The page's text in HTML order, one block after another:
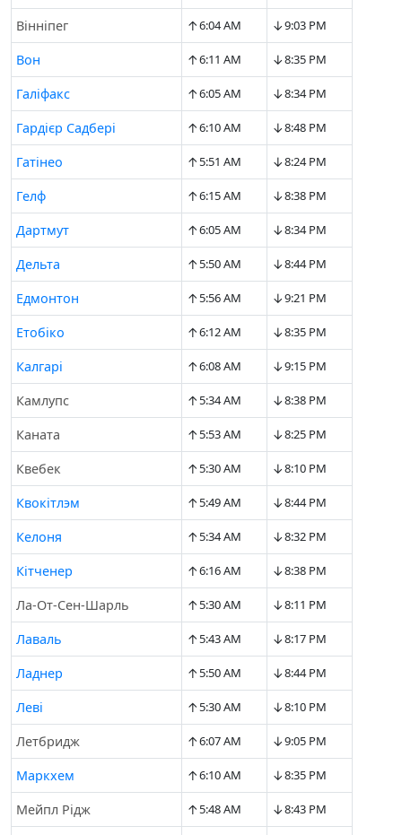
Вінніпег ↑6:04 AM ↓9:03 PM
Вон ↑6:11 AM ↓8:35 PM
Галіфакс ↑6:05 AM ↓8:34 PM
Гардієр Садбері ↑6:10 AM ↓8:48 PM
Гатінео ↑5:51 AM ↓8:24 PM
Гелф ↑6:15 AM ↓8:38 PM
Дартмут ↑6:05 AM ↓8:34 PM
Дельта ↑5:50 AM ↓8:44 PM
Едмонтон ↑5:56 AM ↓9:21 PM
Етобіко ↑6:12 AM ↓8:35 PM
Калгарі ↑6:08 AM ↓9:15 PM
Камлупс ↑5:34 AM ↓8:38 PM
Каната ↑5:53 AM ↓8:25 PM
Квебек ↑5:30 AM ↓8:10 PM
Квокітлэм ↑5:49 AM ↓8:44 PM
Келоня ↑5:34 AM ↓8:32 PM
Кітченер ↑6:16 AM ↓8:38 PM
Ла-От-Сен-Шарль ↑5:30 AM ↓8:11 PM
Лаваль ↑5:43 AM ↓8:17 PM
Ладнер ↑5:50 AM ↓8:44 PM
Леві ↑5:30 AM ↓8:10 PM
Летбридж ↑6:07 AM ↓9:05 PM
Маркхем ↑6:10 AM ↓8:35 PM
Мейпл Рідж ↑5:48 AM ↓8:43 PM